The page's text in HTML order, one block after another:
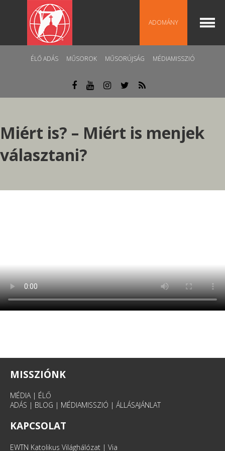
ADOMÁNY
ÉLŐ ADÁS MŰSOROK MŰSORÚJSÁG MÉDIAMISSZIÓ
Miért is? – Miért is menjek
választani?
MISSZIÓNK
MÉDIA| ÉLŐ
ADÁS | BLOG | MÉDIAMISSZIÓ | ÁLLÁSAJÁNLAT
KAPCSOLAT
EWTN Katolikus Világhálózat | Via